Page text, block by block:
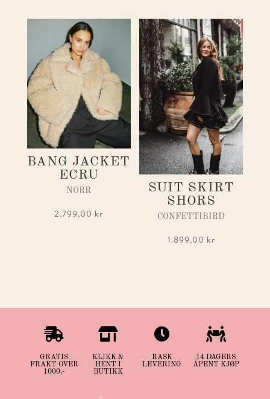
BANG JACKET
ECRU
NORR
2.799,00 kr
SUIT SKIRT
SHORS
CONFETTIBIRD
1.899,00 kr

GRATIS
FRAKT OVER
1000,-

KLIKK &
HENT I
BUTIKK

RASK
LEVERING

14 DAGERS
ÅPENT KJØP